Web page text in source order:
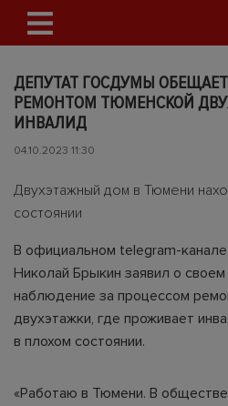
ДЕПУТАТ ГОСДУМЫ
РЕМОНТОМ ТЮМЕНСКОЙ
ИНВАЛИД
04.10.2023 11:30
Двухэтажный дом в Тюмени
состоянии
В официальном telegram-
Николай Брыкин заявил о
наблюдение за процессом
двухэтажки, где проживает
в плохом состоянии.
«Работаю в Тюмени. В